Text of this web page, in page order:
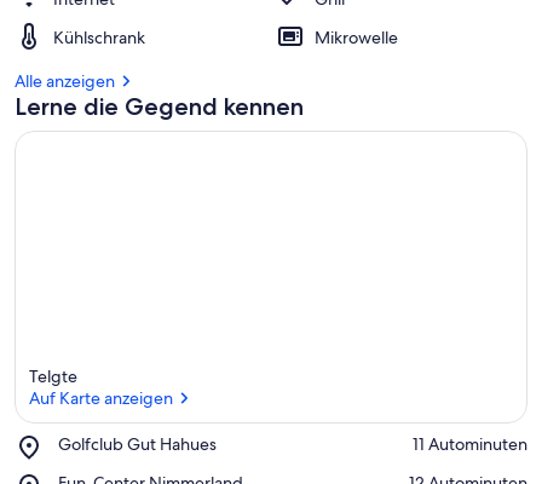
Kühlschrank
Mikrowelle
Alle anzeigen
Lerne die Gegend kennen
Telgte
Auf Karte anzeigen
Golfclub Gut Hahues
Place,
‪11 Autominuten‬